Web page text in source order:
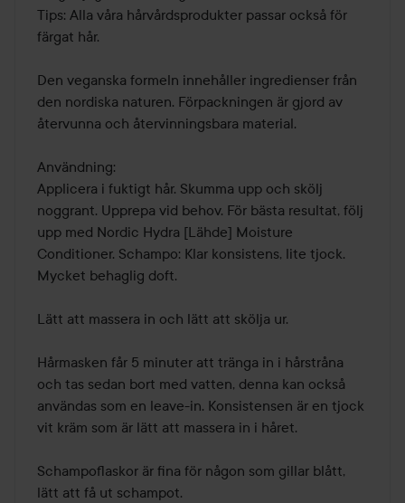
Tips: Alla våra hårvårdsprodukter passar också för
färgat hår.
Den veganska formeln innehåller ingredienser från
den nordiska naturen. Förpackningen är gjord av
återvunna och återvinningsbara material.
Användning:
Applicera i fuktigt hår. Skumma upp och skölj
noggrant. Upprepa vid behov. För bästa resultat, följ
upp med Nordic Hydra [Lähde] Moisture
Conditioner. Schampo: Klar konsistens, lite tjock.
Mycket behaglig doft.
Lätt att massera in och lätt att skölja ur.
Hårmasken får 5 minuter att tränga in i hårstråna
och tas sedan bort med vatten, denna kan också
användas som en leave-in. Konsistensen är en tjock
vit kräm som är lätt att massera in i håret.
Schampoflaskor är fina för någon som gillar blått,
lätt att få ut schampot.